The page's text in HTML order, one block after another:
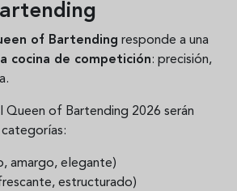
of Bartending responde a una
cocina de competición: precisión,
Queen of Bartending 2026 serán
amargo, elegante)
estructurado)